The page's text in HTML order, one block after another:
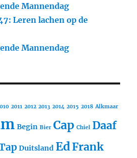
Mannendag
Leren lachen op de
Mannendag
2011 2012 2013 2014 2015 2018 Alkmaar
Begin Bier Cap Chiel Daaf
Duitsland EdFrank